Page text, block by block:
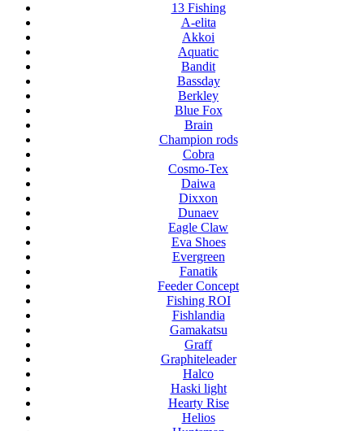
13 Fishing
A-elita
Akkoi
Aquatic
Bandit
Bassday
Berkley
Blue Fox
Brain
Champion rods
Cobra
Cosmo-Tex
Daiwa
Dixxon
Dunaev
Eagle Claw
Eva Shoes
Evergreen
Fanatik
Feeder Concept
Fishing ROI
Fishlandia
Gamakatsu
Graff
Graphiteleader
Halco
Haski light
Hearty Rise
Helios